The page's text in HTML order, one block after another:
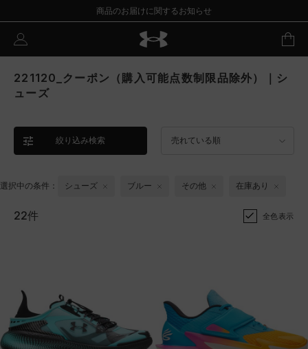
商品のお届けに関するお知らせ
221120_クーポン（購入可能点数制限品除外）｜シ
ューズ
絞り込み検索 売れている順
選択中の条件： シューズ ブルー その他 在庫あり
22件 全色表示